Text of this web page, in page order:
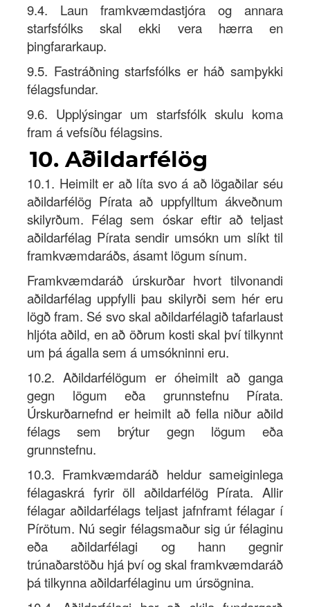
9.4. Laun framkvæmdastjóra og annara
starfsfólks skal ekki vera hærra en
þingfararkaup.
9.5. Fastráðning starfsfólks er háð samþykki
félagsfundar.
9.6. Upplýsingar um starfsfólk skulu koma
fram á vefsíðu félagsins.
10. Aðildarfélög
10.1. Heimilt er að líta svo á að lögaðilar séu
aðildarfélög Pírata að uppfylltum ákveðnum
skilyrðum. Félag sem óskar eftir að teljast
aðildarfélag Pírata sendir umsókn um slíkt til
framkvæmdaráðs, ásamt lögum sínum.
Framkvæmdaráð úrskurðar hvort tilvonandi
aðildarfélag uppfylli þau skilyrði sem hér eru
lögð fram. Sé svo skal aðildarfélagið tafarlaust
hljóta aðild, en að öðrum kosti skal því tilkynnt
um þá ágalla sem á umsókninni eru.
10.2. Aðildarfélögum er óheimilt að ganga
gegn lögum eða grunnstefnu Pírata.
Úrskurðarnefnd er heimilt að fella niður aðild
félags sem brýtur gegn lögum eða
grunnstefnu.
10.3. Framkvæmdaráð heldur sameiginlega
félagaskrá fyrir öll aðildarfélög Pírata. Allir
félagar aðildarfélags teljast jafnframt félagar í
Pírötum. Nú segir félagsmaður sig úr félaginu
eða aðildarfélagi og hann gegnir
trúnaðarstöðu hjá því og skal framkvæmdaráð
þá tilkynna aðildarfélaginu um úrsögnina.